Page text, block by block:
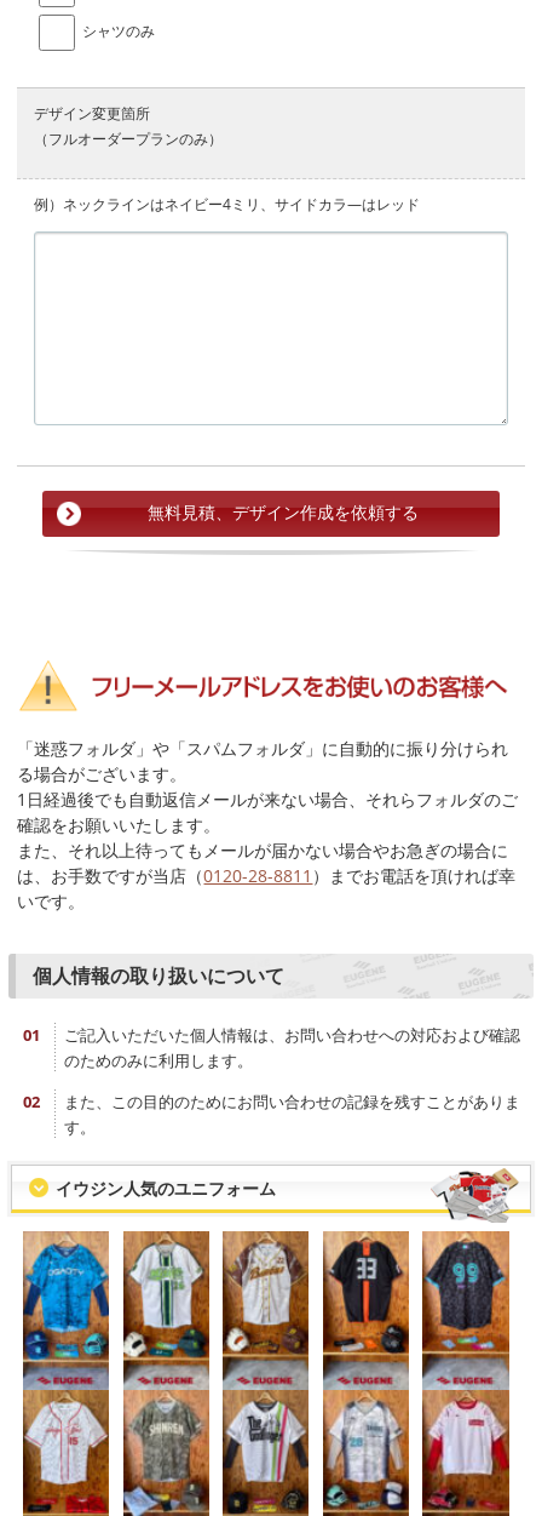
シャツのみ
デザイン変更箇所
（フルオーダープランのみ）
例）ネックラインはネイビー4ミリ、サイドカラ―はレッド
「迷惑フォルダ」や「スパムフォルダ」に自動的に振り分けられ
る場合がございます。
1日経過後でも自動返信メールが来ない場合、それらフォルダのご
確認をお願いいたします。
また、それ以上待ってもメールが届かない場合やお急ぎの場合に
は、お手数ですが当店（0120-28-8811 ）までお電話を頂ければ幸
いです。
個人情報の取り扱いについて
ご記入いただいた個人情報は、お問い合わせへの対応および確認
のためのみに利用します。
また、この目的のためにお問い合わせの記録を残すことがありま
す。
イウジン人気のユニフォーム